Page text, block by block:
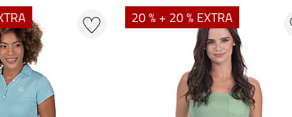
20 % + 20 % EXTRA